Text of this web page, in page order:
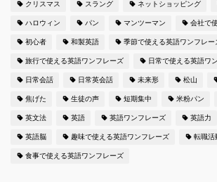
クリスマス スラング ネットショッピング
ハロウィン パン マンツーマン 会社で
初心者 和製英語 季節で使える英語ワンフレー
旅行で使える英語ワンフレーズ 日常で使える英語ワ
日常会話 日常英会話 未来形 松山
焦げた 生徒の声 短期集中 米粉パン
英文法 英語 英語ワンフレーズ 英語力
英語脳 趣味で使える英語ワンフレーズ 転職活
食事で使える英語ワンフレーズ
ーズ
日常英会話で使える